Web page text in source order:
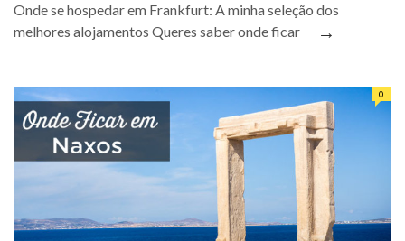
Onde se hospedar em Frankfurt: A minha seleção dos
melhores alojamentos Queres saber onde ficar
→
0